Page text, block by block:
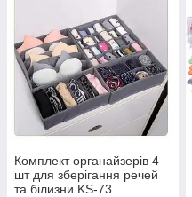
Комплект органайзерів 4
шт для зберігання речей
та білизни KS-73